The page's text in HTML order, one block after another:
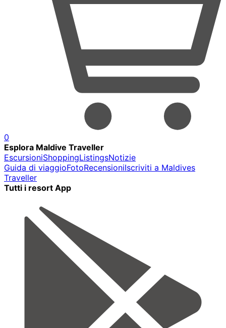
0
Esplora Maldive Traveller
EscursioniShoppingListingsNotizie
Guida di viaggioFotoRecensioniIscriviti a Maldives
Traveller
Tutti i resort App